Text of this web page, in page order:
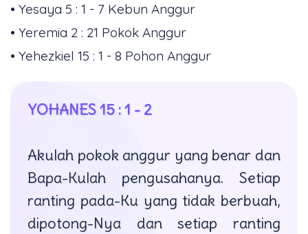
• Yesaya 5 : 1 - 7 Kebun Anggur
• Yeremia 2 : 21 Pokok Anggur
• Yehezkiel 15 : 1 - 8 Pohon Anggur
YOHANES 15 : 1 - 2
Akulah pokok anggur yang benar dan
Bapa-Kulah pengusahanya. Setiap
ranting pada-Ku yang tidak berbuah,
dipotong-Nya dan setiap ranting